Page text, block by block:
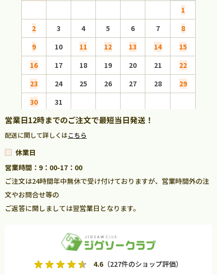
1
2
3 4 5 6 7
8
9
10 11 12 13 14
15
16
17 18 19 20 21
22
23
24 25 26 27 28
29
30
31
営業日12時までのご注文で最短当日発送！
配送に関して詳しくはこちら
休業日
営業時間：9：00-17：00
ご注文は24時間年中無休で受け付けておりますが、営業時間外の注
文やお問合せ等の
ご返答に関しましては翌営業日となります。
4.6 （227件のショップ評価）